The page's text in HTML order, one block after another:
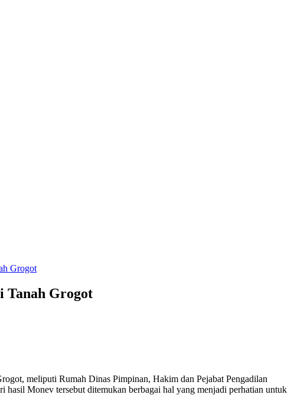
Grogot
Tanah Grogot
meliputi Rumah Dinas Pimpinan, Hakim dan Pejabat Pengadilan
Monev tersebut ditemukan berbagai hal yang menjadi perhatian untuk